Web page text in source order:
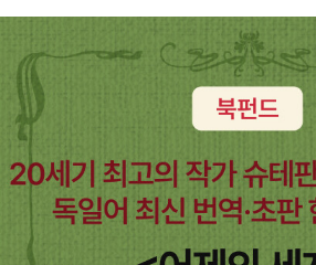
탐정술과 닮아있기도 한 듯싶다. 간극이나
나 확정하지 않은 기술. 그렇게 봐야하지 않
을 갖는다면 구체적일 수밖에 없다. 단순명
로 설명하지 않는다. 모든 경로를 짚는 듯한
쾌함은 아닐까 싶다.생명을 중세처럼 식물,
않는다. 서로 위계를 두지도 않는다. 생명은
록 하는 힘이다. 얼마나 짜릿하다. 양자역학
히 되찾게 만드는 방법론이기도 하다. 그래
나타난다.'(부르크만, 1900년)- '능동의 경
하여 주어의 밖에서 완수하는 과정을 지시
중동의 경우 동사는 ㅈ어가 그 장소가 되는
주어는 과정의 내부에 있다.'(벤베니스트,
그리스어에서 중동의 굴절 어미는 주어가
관심(이해관계)를 갖고 있음을 나타낸다.'
(능동과 대립되었을 때) 함의하는 바는, '행
주어 또는 그 주어의 이해 관심에 작용하고
69년) 97-98p3 '하느냐 당하느냐'가 아니라 '안
그제 이분법의 사례들을 장황하게 알고 싶
그러다 걸린 것이 문학과 사회 2018년판이
하는지 당하는지 여부로 주체를 구분하는
있는지 밖에 있는지에 따라 나눴다고 하는
동태의 사유에서 '나'는 자주 바뀐다. 상황과
따라 나의 판단과 행동은 일관적일 수가 없
가려져 '바뀌는 나'가 여지껏 알려지지 않았
특히 광장의 주체를 새롭게 바라볼 수 있을